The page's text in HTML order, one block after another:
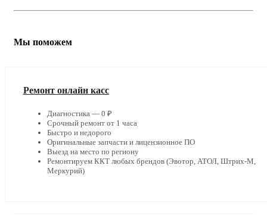
Мы поможем
Ремонт онлайн касс
Диагностика — 0 ₽
Срочный ремонт от 1 часа
Быстро и недорого
Оригинальные запчасти и лицензионное ПО
Выезд на место по региону
Ремонтируем ККТ любых брендов (Эвотор, АТОЛ, Штрих-М,
Меркурий)